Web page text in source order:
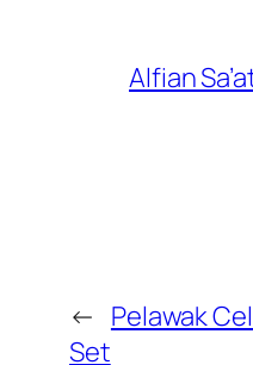
Alfian
← Pelawak
Set